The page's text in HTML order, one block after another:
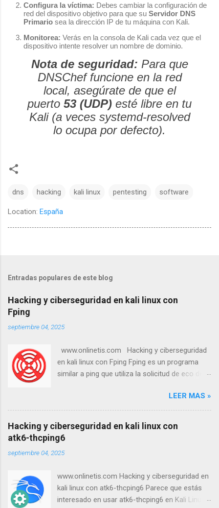
Configura la víctima: Debes cambiar la configuración de
red del dispositivo objetivo para que su Servidor DNS
Primario sea la dirección IP de tu máquina con Kali.
Monitorea: Verás en la consola de Kali cada vez que el
dispositivo intente resolver un nombre de dominio.
Nota de seguridad: Para que
DNSChef funcione en la red
local, asegúrate de que el
puerto 53 (UDP) esté libre en tu
Kali (a veces systemd-resolved
lo ocupa por defecto).
dns hacking kali linux pentesting software
Location: España
Entradas populares de este blog
Hacking y ciberseguridad en kali linux con
Fping
septiembre 04, 2025
www.onlinetis.com Hacking y ciberseguridad
en kali linux con Fping Fping es un programa
similar a ping que utiliza la solicitud de eco del
(ICMP) para determinar si un host objetivo
responde. fping se diferencia de ping en que
permite especificar cualquier número de
objetivos en la línea de comandos o un archivo
con las listas de objetivos a los que se hará
ping. En lugar de enviar a un objetivo hasta que
envía un paquete de ping y pasa al siguiente
objetivo mediante un sistema de turnos
rotatorios. Como instalar: sudo apt install fping
LEER MAS »
Hacking y ciberseguridad en kali linux con
atk6-thcping6
septiembre 04, 2025
www.onlinetis.com Hacking y ciberseguridad en
kali linux con atk6-thcping6 Parece que estás
interesado en usar atk6-thcping6 en Kali Linux.